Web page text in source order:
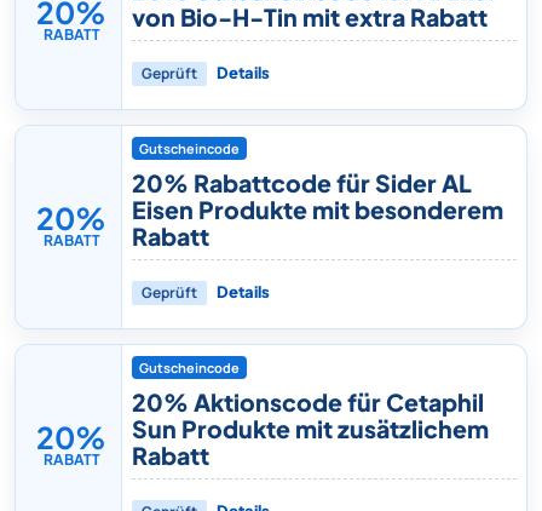
20%
RABATT
von Bio-H-Tin mit extra Rabatt
Geprüft Details
20%
RABATT
Gutscheincode
20% Rabattcode für Sider AL
Eisen Produkte mit besonderem
Rabatt
Geprüft Details
20%
RABATT
Gutscheincode
20% Aktionscode für Cetaphil
Sun Produkte mit zusätzlichem
Rabatt